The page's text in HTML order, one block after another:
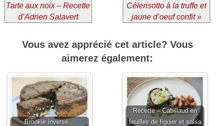
Tarte aux noix – Recette
d’Adrien Salavert
Célerisotto à la truffe et
jaune d’oeuf confit »
Vous avez apprécié cet article? Vous
aimerez également:
Brookie inversé…
Recette – Cabillaud en
feuilles de figuier et salsa